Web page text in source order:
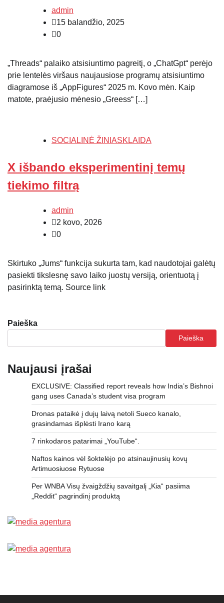
admin
15 balandžio, 2025
0
„Threads“ palaiko atsisiuntimo pagreitį, o „ChatGpt“ perėjo
prie lentelės viršaus naujausiose programų atsisiuntimo
diagramose iš „AppFigures“ 2025 m. Kovo mėn. Kaip
matote, praėjusio mėnesio „Greess“ […]
SOCIALINĖ ŽINIASKLAIDA
X išbando eksperimentinį temų
tiekimo filtrą
admin
2 kovo, 2026
0
Skirtuko „Jums“ funkcija sukurta tam, kad naudotojai galėtų
pasiekti tikslesnę savo laiko juostų versiją, orientuotą į
pasirinktą temą. Source link
Paieška
Paieška
Naujausi įrašai
EXCLUSIVE: Classified report reveals how India’s Bishnoi
gang uses Canada’s student visa program
Dronas pataikė į dujų laivą netoli Sueco kanalo,
grasindamas išplėsti Irano karą
7 rinkodaros patarimai „YouTube“.
Naftos kainos vėl šoktelėjo po atsinaujinusių kovų
Artimuosiuose Rytuose
Per WNBA Visų žvaigždžių savaitgalį „Kia“ pasiima
„Reddit“ pagrindinį produktą